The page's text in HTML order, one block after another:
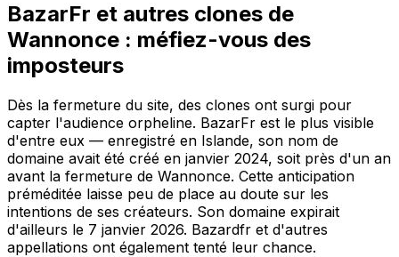
BazarFr et autres clones de
Wannonce : méfiez-vous des
imposteurs
Dès la fermeture du site, des clones ont surgi pour
capter l'audience orpheline. BazarFr est le plus visible
d'entre eux — enregistré en Islande, son nom de
domaine avait été créé en janvier 2024, soit près d'un an
avant la fermeture de Wannonce. Cette anticipation
préméditée laisse peu de place au doute sur les
intentions de ses créateurs. Son domaine expirait
d'ailleurs le 7 janvier 2026. Bazardfr et d'autres
appellations ont également tenté leur chance.